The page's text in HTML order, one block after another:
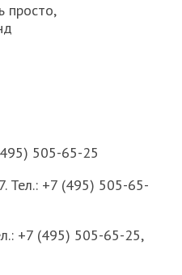
просто,
505-65-25
Тел.: +7 (495) 505-65-
+7 (495) 505-65-25,